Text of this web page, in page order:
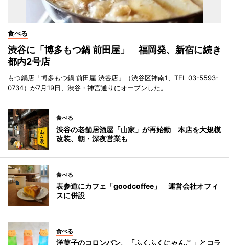
食べる
渋谷に「博多もつ鍋 前田屋」 福岡発、新宿に続き
都内2号店
もつ鍋店「博多もつ鍋 前田屋 渋谷店」（渋谷区神南1、TEL 03-5593-
0734）が7月19日、渋谷・神宮通りにオープンした。
食べる
渋谷の老舗居酒屋「山家」が再始動 本店を大規模
改装、朝・深夜営業も
食べる
表参道にカフェ「goodcoffee」 運営会社オフィ
スに併設
食べる
洋菓子のコロンバン、「ふくふくにゃんこ」とコラ